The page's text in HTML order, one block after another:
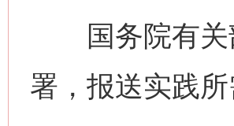
国务院有关
署，报送实践